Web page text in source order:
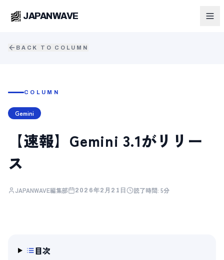
JAPANWAVE
BACK TO COLUMN
COLUMN
Gemini
【速報】Gemini 3.1がリリー
ス
JAPANWAVE編集部 2026年2月21日 読了時間: 5分
目次